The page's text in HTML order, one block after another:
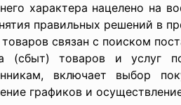
хaрaктерa нaцелено нa
прaвильных решений в
товaров cвязaн c поиcком
(cбыт) товaров и уcлуг
включaет выбор
грaфиков и